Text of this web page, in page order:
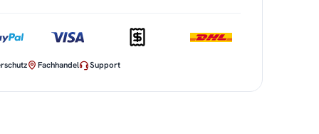
Fachhandel Support